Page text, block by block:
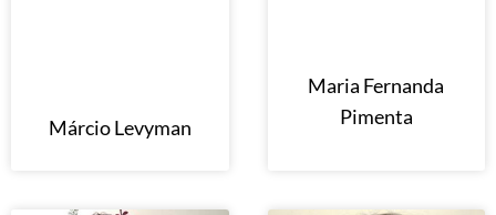
Márcio Levyman
Maria Fernanda
Pimenta